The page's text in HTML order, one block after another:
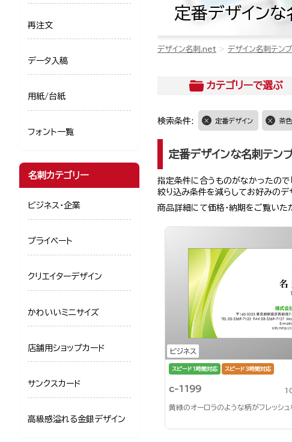
定番デザインな
デザイン名刺.net デザイン名刺テンプ
カテゴリーで選ぶ
検索条件: 定番デザイン 茶色
定番デザインな名刺テン
指定条件に合うものがなかったので
絞り込み条件を減らしてお好みのデ
商品詳細にて価格・納期をご覧いた
ビジネス
スピード1時間対応 スピード3時間対応
c-1199
黄緑のオーロラのような柄がフレッシュ
再注文
データ入稿
用紙/台紙
フォント一覧
名刺カテゴリー
ビジネス・企業
プライベート
クリエイターデザイン
かわいいミニサイズ
店舗用ショップカード
サンクスカード
高級感溢れる金銀デザイン